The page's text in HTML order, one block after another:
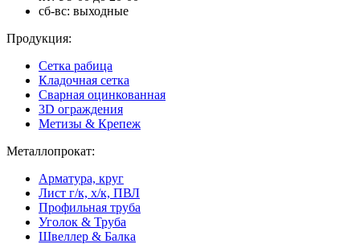
сб-вс: выходные
Продукция:
Сетка рабица
Кладочная сетка
Сварная оцинкованная
3D ограждения
Метизы & Крепеж
Металлопрокат:
Арматура, круг
Лист г/к, х/к, ПВЛ
Профильная труба
Уголок & Труба
Швеллер & Балка